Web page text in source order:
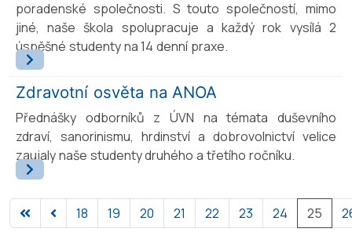
poradenské společnosti. S touto společností, mimo
jiné, naše škola spolupracuje a každý rok vysílá 2
úspěšné studenty na 14 denní praxe.
Zdravotní osvěta na ANOA
Přednášky odborníků z ÚVN na témata duševního
zdraví, sanorinismu, hrdinství a dobrovolnictví velice
zaujaly naše studenty druhého a třetího ročníku.
18 19 20 21 22 23 24 25